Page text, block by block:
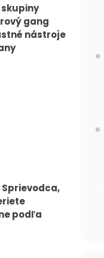
skupiny
gang
nástroje
Sprievodca,
podľa